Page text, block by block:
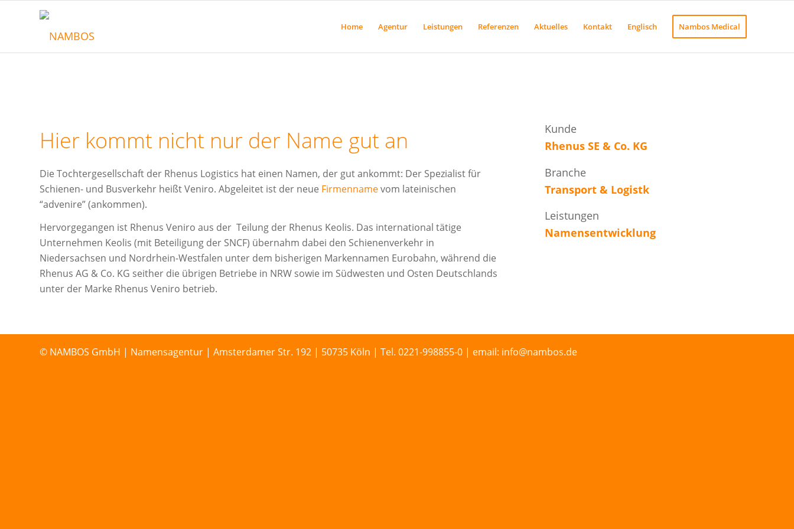
Home Agentur Leistungen Referenzen Aktuelles Kontakt Englisch Nambos Medical
Hier kommt nicht nur der Name gut an
Die Tochtergesellschaft der Rhenus Logistics hat einen Namen, der gut ankommt: Der Spezialist für
Schienen- und Busverkehr heißt Veniro. Abgeleitet ist der neue Firmennamevom lateinischen
“advenire” (ankommen).
Hervorgegangen ist Rhenus Veniro aus der Teilung der Rhenus Keolis. Das international tätige
Unternehmen Keolis (mit Beteiligung der SNCF) übernahm dabei den Schienenverkehr in
Niedersachsen und Nordrhein-Westfalen unter dem bisherigen Markennamen Eurobahn, während die
Rhenus AG & Co. KG seither die übrigen Betriebe in NRW sowie im Südwesten und Osten Deutschlands
unter der Marke Rhenus Veniro betrieb.
Kunde
Rhenus SE & Co. KG
Branche
Transport & Logistk
Leistungen
Namensentwicklung
© NAMBOS GmbH | Namensagentur | Amsterdamer Str. 192 | 50735 Köln | Tel. 0221-998855-0 | email: info@nambos.de